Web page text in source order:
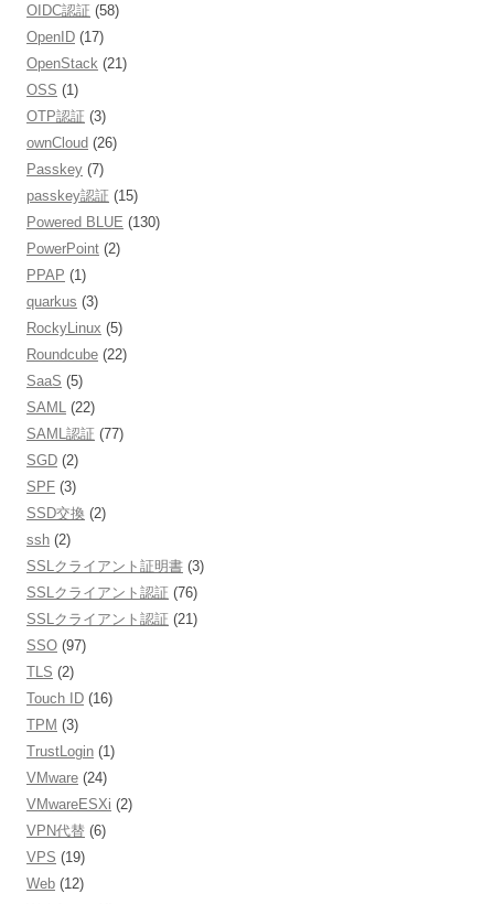
OIDC認証 (58)
OpenID (17)
OpenStack (21)
OSS (1)
OTP認証 (3)
ownCloud (26)
Passkey (7)
passkey認証 (15)
Powered BLUE (130)
PowerPoint (2)
PPAP (1)
quarkus (3)
RockyLinux (5)
Roundcube (22)
SaaS (5)
SAML
(22)
SAML認証 (77)
SGD (2)
SPF (3)
SSD交換 (2)
ssh (2)
SSLクライアント証明書 (3)
SSLクライアント認証 (76)
SSLクライアント認証 (21)
SSO (97)
TLS (2)
Touch ID (16)
TPM (3)
TrustLogin (1)
VMware (24)
VMwareESXi (2)
VPN代替 (6)
VPS (19)
Web (12)